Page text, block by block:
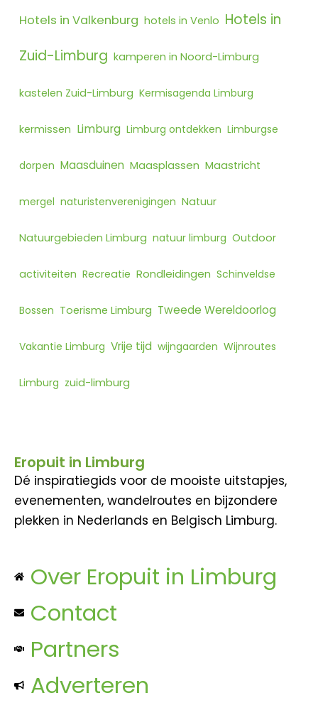
Hotels in Valkenburg hotels in Venlo Hotels in
Zuid-Limburg kamperen in Noord-Limburg
kastelen Zuid-Limburg Kermisagenda Limburg
kermissen Limburg Limburg ontdekken Limburgse
dorpen Maasduinen Maasplassen Maastricht
mergel naturistenverenigingen Natuur
Natuurgebieden Limburg natuur limburg Outdoor
activiteiten Recreatie Rondleidingen Schinveldse
Bossen Toerisme Limburg Tweede Wereldoorlog
Vakantie Limburg Vrije tijd wijngaarden Wijnroutes
Limburg zuid-limburg
Eropuit in Limburg
Dé inspiratiegids voor de mooiste uitstapjes,
evenementen, wandelroutes en bijzondere
plekken in Nederlands en Belgisch Limburg.
Over Eropuit in Limburg
Contact
Partners
Adverteren